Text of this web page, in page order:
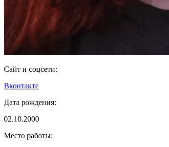
Сайт и соцсети:
Вконтакте
Дата рождения:
02.10.2000
Место работы: